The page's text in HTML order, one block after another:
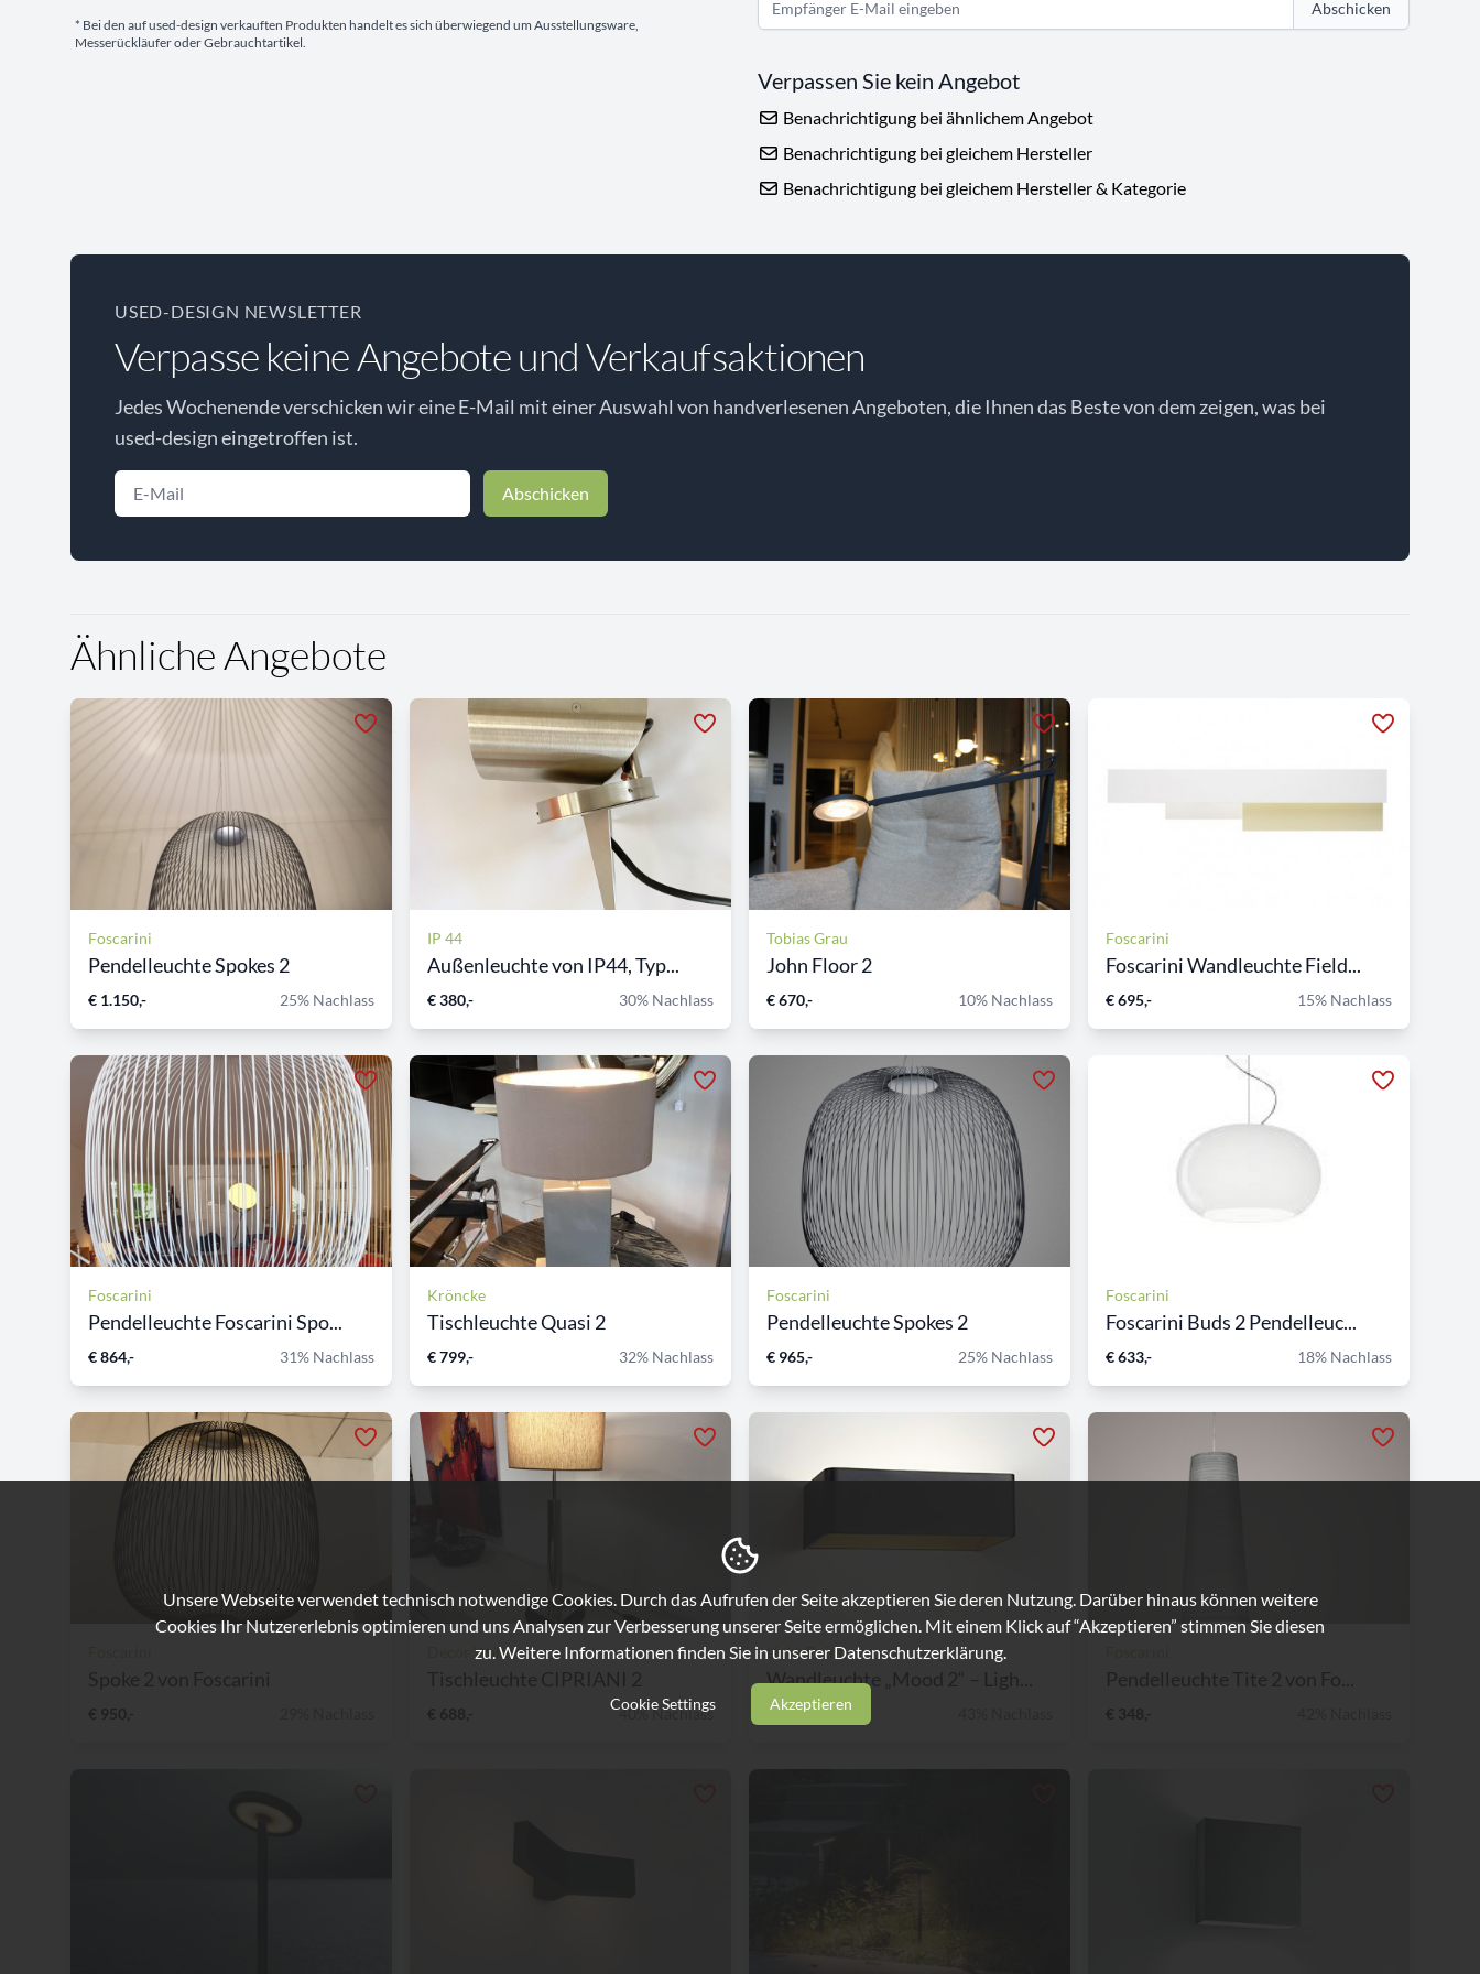
* Bei den auf used-design verkauften Produkten handelt es sich überwiegend um Ausstellungsware,
Messerückläufer oder Gebrauchtartikel.
Abschicken
Verpassen Sie kein Angebot
Benachrichtigung bei ähnlichem Angebot
Benachrichtigung bei gleichem Hersteller
Benachrichtigung bei gleichem Hersteller & Kategorie
USED-DESIGN NEWSLETTER
Verpasse keine Angebote und Verkaufsaktionen
Jedes Wochenende verschicken wir eine E-Mail mit einer Auswahl von handverlesenen Angeboten, die Ihnen das Beste von dem zeigen, was bei
used-design eingetroffen ist.
Abschicken
Ähnliche Angebote
Foscarini
Pendelleuchte Spokes 2
€ 1.150,- 25% Nachlass
IP 44
Außenleuchte von IP44, Typ...
€ 380,- 30% Nachlass
Tobias Grau
John Floor 2
€ 670,- 10% Nachlass
Foscarini
Foscarini Wandleuchte Field...
€ 695,- 15% Nachlass
Foscarini
Pendelleuchte Foscarini Spo...
€ 864,- 31% Nachlass
Kröncke
Tischleuchte Quasi 2
€ 799,- 32% Nachlass
Foscarini
Pendelleuchte Spokes 2
€ 965,- 25% Nachlass
Foscarini
Foscarini Buds 2 Pendelleuc...
€ 633,- 18% Nachlass
Spoke 2 von Foscarini
€ 950,-
Decor Walther
Tischleuchte CIPRIANI 2
€ 688,- 40% Nachlass
Light-Point
Wandleuchte „Mood 2“ – Ligh...
€ 159,-
Pendelleuchte Tite 2 von Fo...
€ 348,-
Unsere Webseite verwendet technisch notwendige Cookies. Durch das Aufrufen der Seite akzeptieren Sie deren Nutzung. Darüber hinaus können weitere
Cookies Ihr Nutzererlebnis optimieren und uns Analysen zur Verbesserung unserer Seite ermöglichen. Mit einem Klick auf “Akzeptieren” stimmen Sie diesen
zu. Weitere Informationen finden Sie in unserer Datenschutzerklärung.
Cookie Settings Akzeptieren